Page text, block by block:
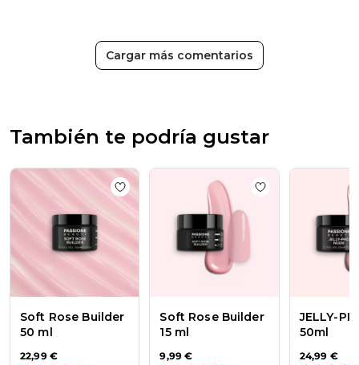
reseña
de
el
Thu
16
2026
Cargar más comentarios
También te podría gustar
Add to wishlist Soft Rose Builder 50 ml
Soft Rose Builder
50 ml
22,99 €
Add to wishlist
Soft Rose Builder
15 ml
9,99 €
JELLY-
50ml
24,99 €